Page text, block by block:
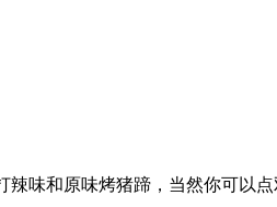
辣味和原味烤猪蹄，当然你可以